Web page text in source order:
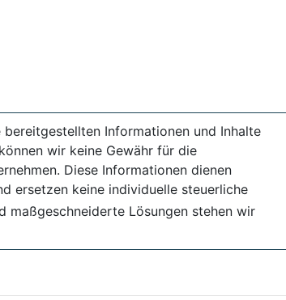
bereitgestellten Informationen und Inhalte
wir keine Gewähr für die
Diese Informationen dienen
ersetzen keine individuelle steuerliche
maßgeschneiderte Lösungen stehen wir